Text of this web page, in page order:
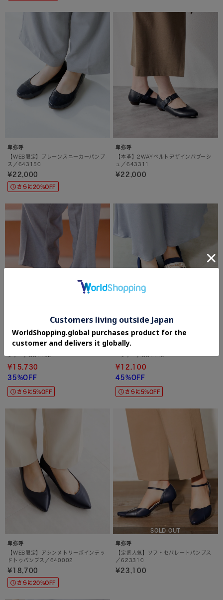
卑弥呼
【WEB限定】プレーンスニーカーパンプ
ス／643150
¥22,000
さらに20%OFF
卑弥呼
【本革】2WAYベルトデザインバブーシ
ュ／643311
¥22,000
【本革】カカトシャーリングソフトロー
ファー／631102
¥15,730
35%OFF
さらに5%OFF
卑弥呼
【瞬間フィット】ハンズフリーニットロ
ーファー／661119
¥12,100
45%OFF
さらに5%OFF
卑弥呼
【WEB限定】アシンメトリーポインテッ
ドトゥパンプス／640002
¥18,700
さらに20%OFF
SOLD OUT
卑弥呼
【定番人気】ソフトセパレートパンプス
／623310
¥23,100